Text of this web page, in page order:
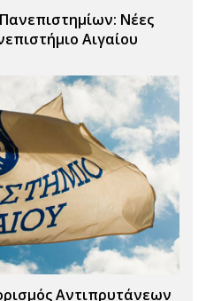
Νέες
Αιγαίου
Αντιπρυτάνεων